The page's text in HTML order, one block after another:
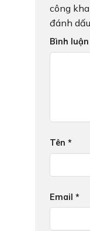
công
đánh dấu
Bình luận
Tên *
Email *